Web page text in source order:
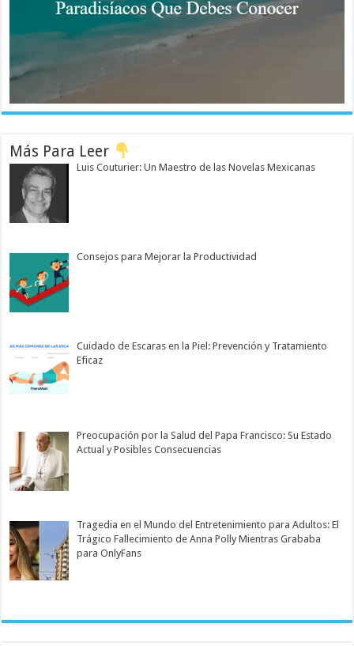
Más Para Leer
Luis Couturier: Un Maestro de las Novelas Mexicanas
Consejos para Mejorar la Productividad
Cuidado de Escaras en la Piel: Prevención y Tratamiento
Eficaz
Preocupación por la Salud del Papa Francisco: Su Estado
Actual y Posibles Consecuencias
Tragedia en el Mundo del Entretenimiento para Adultos: El
Trágico Fallecimiento de Anna Polly Mientras Grababa
para OnlyFans